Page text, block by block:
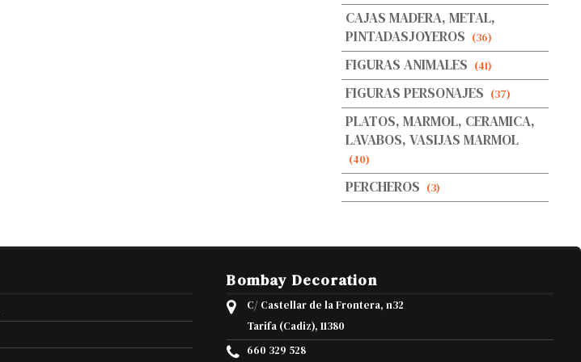
CAJAS MADERA, METAL,
PINTADASJOYEROS (36)
FIGURAS ANIMALES (41)
FIGURAS PERSONAJES (37)
PLATOS, MARMOL, CERAMICA,
LAVABOS, VASIJAS MARMOL
(40)
PERCHEROS (3)
Bombay Decoration
C/ Castellar de la Frontera, n32
Tarifa (Cadiz), 11380
660 329 528